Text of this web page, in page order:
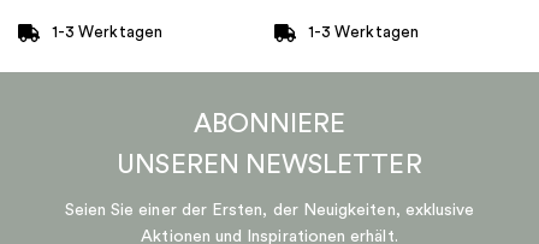
1-3 Werktagen 1-3 Werktagen
ABONNIERE
UNSEREN NEWSLETTER
Seien Sie einer der Ersten, der Neuigkeiten, exklusive
Aktionen und Inspirationen erhält.